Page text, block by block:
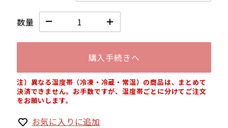
数量
購入手続きへ
注）異なる温度帯（冷凍・冷蔵・常温）の商品は、まとめて
決済できません。お手数ですが、温度帯ごとに分けてご注文
をお願いします。
お気に入りに追加